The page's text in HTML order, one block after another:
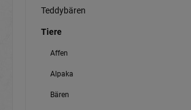
Teddybären
Tiere
Affen
Alpaka
Bären